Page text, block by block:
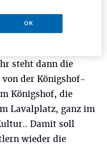
steht dann die
der Königshof-
Königshof, die
Lavalplatz, ganz im
Damit soll
wieder die
OK